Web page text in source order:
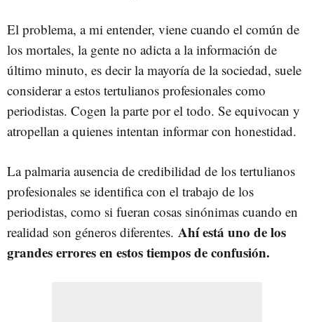
El problema, a mi entender, viene cuando el común de
los mortales, la gente no adicta a la información de
último minuto, es decir la mayoría de la sociedad, suele
considerar a estos tertulianos profesionales como
periodistas. Cogen la parte por el todo. Se equivocan y
atropellan a quienes intentan informar con honestidad.
La palmaria ausencia de credibilidad de los tertulianos
profesionales se identifica con el trabajo de los
periodistas, como si fueran cosas sinónimas cuando en
realidad son géneros diferentes. Ahí está uno de los
grandes errores en estos tiempos de confusión.